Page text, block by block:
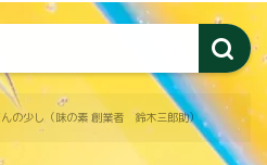
の少し（味の素 創業者 鈴木三郎助）